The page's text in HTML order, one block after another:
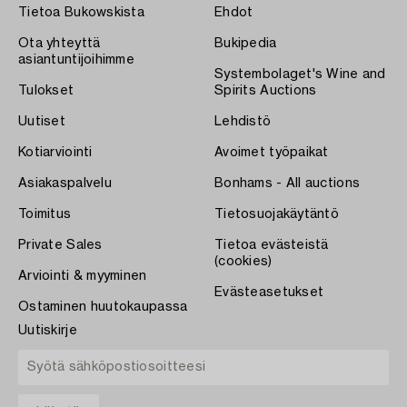
Tietoa Bukowskista
Ota yhteyttä
asiantuntijoihimme
Tulokset
Uutiset
Kotiarviointi
Asiakaspalvelu
Toimitus
Private Sales
Arviointi & myyminen
Ostaminen huutokaupassa
Ehdot
Bukipedia
Systembolaget's Wine and
Spirits Auctions
Lehdistö
Avoimet työpaikat
Bonhams - All auctions
Tietosuojakäytäntö
Tietoa evästeistä
(cookies)
Evästeasetukset
Uutiskirje